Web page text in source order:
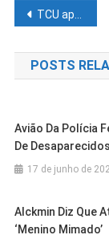
de
Post
TCU aprova resolução que impede FBC, líder do governo, de assumir vaga na Corte
POSTS
Avião Da Polícia
De Desaparecidos
17 de junho de
Alckmin Diz Que
‘menino Mimado’